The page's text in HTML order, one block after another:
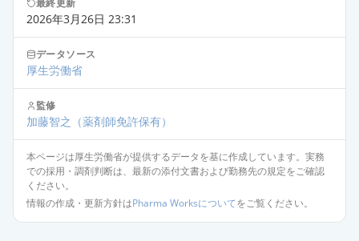
最終更新
2026年3月26日 23:31
データソース
厚生労働省
監修
加藤智之 （薬剤師免許保有）
本ページは厚生労働省が提供するデータを基に作成しています。実務
での採用・調剤判断は、最新の添付文書および勤務先の規定をご確認
ください。
情報の作成・更新方針はPharma Worksについてをご覧ください。